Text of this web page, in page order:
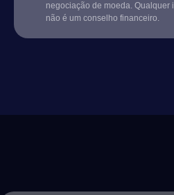
negociação de moeda. Qualquer
não é um conselho financeiro.